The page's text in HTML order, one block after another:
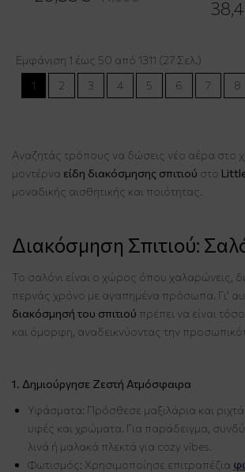
Εμφάνιση 1 έως 50 από 1311 (27 Σελ.)
1
2 3 4 5 6 7 8
Αναζητάς τρόπους να δώσεις νέο αέρα στο
μοντέρνα είδη διακόσμησης σπιτιού στο
μοναδικής αισθητικής και ποιότητας.
Διακόσμηση Σπιτιού:
Το σαλόνι είναι ο χώρος όπου χαλαρώνεις,
περνάς χρόνο με αγαπημένα πρόσωπα. Γι’
διακόσμησή του σπιτιού πρέπει να είναι
και όμορφη, αναδεικνύοντας την
1. Δημιούργησε Ζεστή Ατμόσφαιρα
Υφάσματα: Πρόσθεσε μαξιλάρια και
υφές και χρώματα. Για παράδειγμα,
λινά ή μαλακά πλεκτά για cozy vibes.
Φωτισμός: Χρησιμοποίησε επιτραπέζια